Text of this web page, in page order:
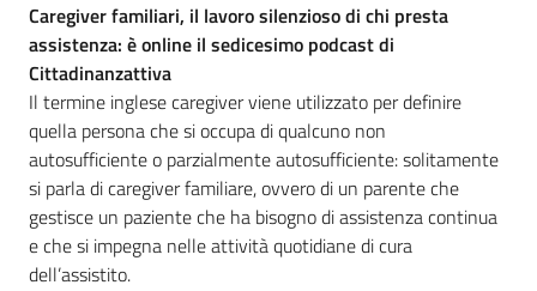
Caregiver familiari, il lavoro silenzioso di chi presta
assistenza: è online il sedicesimo podcast di
Cittadinanzattiva
Il termine inglese caregiver viene utilizzato per definire
quella persona che si occupa di qualcuno non
autosufficiente o parzialmente autosufficiente: solitamente
si parla di caregiver familiare, ovvero di un parente che
gestisce un paziente che ha bisogno di assistenza continua
e che si impegna nelle attività quotidiane di cura
dell’assistito.